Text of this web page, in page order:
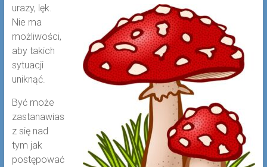
urazy, lęk.
Nie ma
możliwości,
aby takich
sytuacji
uniknąć.
Być może
zastanawias
z się nad
tym jak
postępować